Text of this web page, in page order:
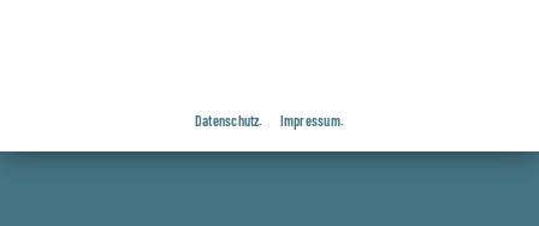
Datenschutz. Impressum.